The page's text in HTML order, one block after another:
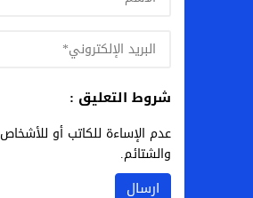
شروط التعليق :
عدم الإساءة للكاتب أو
والشتائم.